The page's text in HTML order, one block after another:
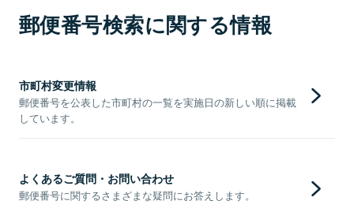
郵便番号検索に関する情報
市町村変更情報
郵便番号を公表した市町村の一覧を実施日の新しい順に掲載
しています。
よくあるご質問・お問い合わせ
郵便番号に関するさまざまな疑問にお答えします。